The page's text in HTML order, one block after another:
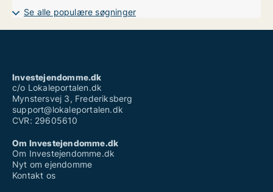
Se alle populære søgninger
Investejendomme.dk
c/o Lokaleportalen.dk
Mynstersvej 3, Frederiksberg
support@lokaleportalen.dk
CVR: 29605610
Om Investejendomme.dk
Om Investejendomme.dk
Nyt om ejendomme
Kontakt os